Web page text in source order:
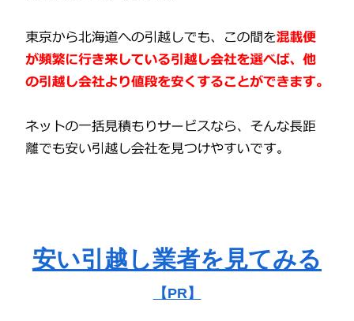
安い引越し業者を見てみる
【PR】